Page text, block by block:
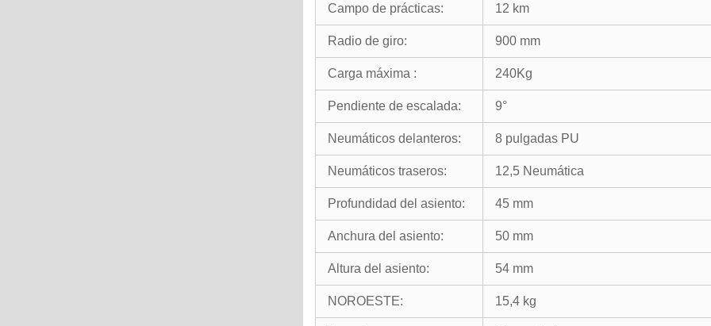
Campo de prácticas: 12 km
Radio de giro: 900 mm
Carga máxima : 240Kg
Pendiente de escalada: 9°
Neumáticos delanteros: 8 pulgadas PU
Neumáticos traseros: 12,5 Neumática
Profundidad del asiento: 45 mm
Anchura del asiento: 50 mm
Altura del asiento: 54 mm
NOROESTE: 15,4 kg